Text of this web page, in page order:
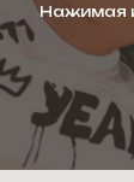
Нажимая